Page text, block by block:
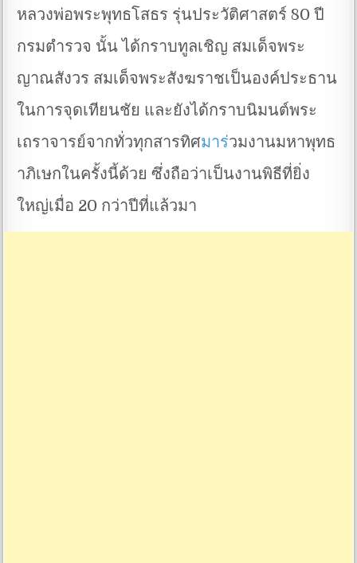
หลวงพ่อพระพุทธโสธร รุ่นประวัติศาสตร์ 80 ปี
กรมตำรวจ นั้น ได้กราบทูลเชิญ สมเด็จพระ
ญาณสังวร สมเด็จพระสังฆราชเป็นองค์ประธาน
ในการจุดเทียนชัย และยังได้กราบนิมนต์พระ
เถราจารย์จากทั่วทุกสารทิศมาร่วมงานมหาพุทธ
าภิเษกในครั้งนี้ด้วย ซึ่งถือว่าเป็นงานพิธีที่ยิ่ง
ใหญ่เมื่อ 20 กว่าปีที่แล้วมา